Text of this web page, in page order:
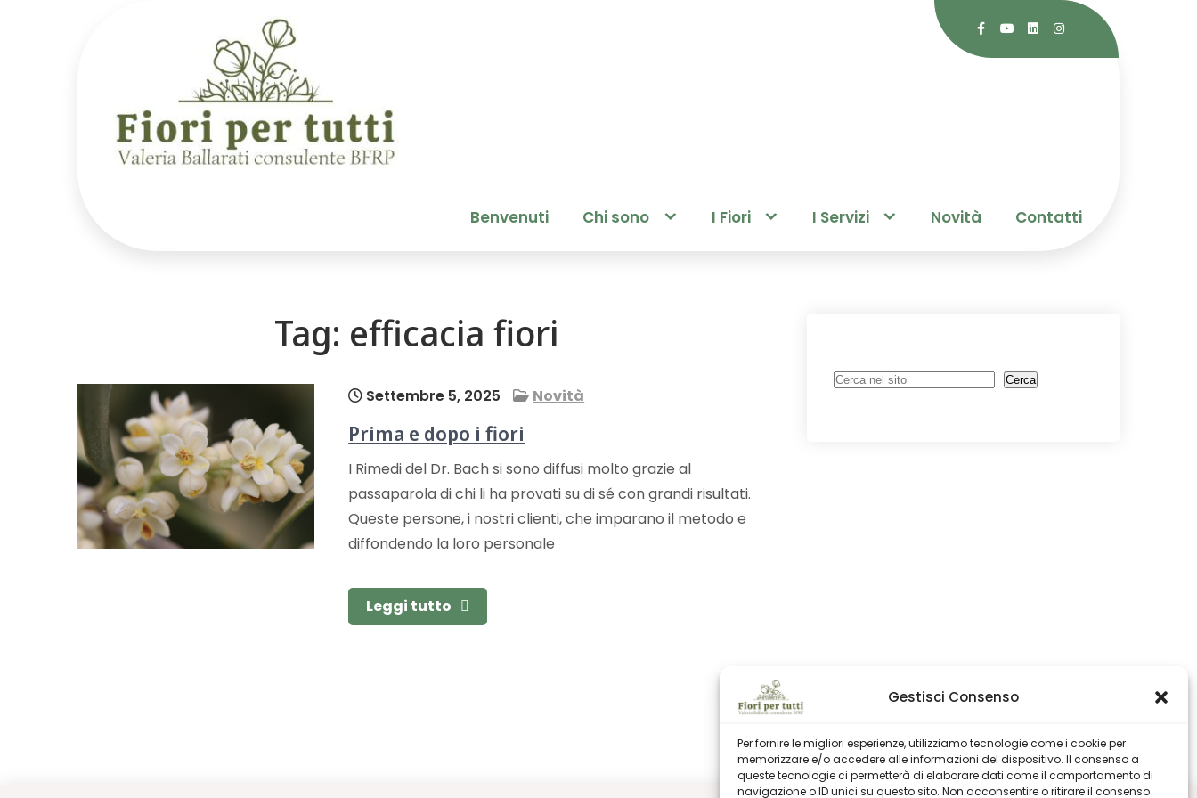
Gestisci Consenso
Per fornire le migliori esperienze, utilizziamo tecnologie come i cookie per
memorizzare e/o accedere alle informazioni del dispositivo. Il consenso a
queste tecnologie ci permetterà di elaborare dati come il comportamento di
navigazione o ID unici su questo sito. Non acconsentire o ritirare il consenso
Benvenuti Chi sono I Fiori I Servizi Novità Contatti
Tag: efficacia fiori
Settembre 5, 2025 Novità
Prima e dopo i fiori
I Rimedi del Dr. Bach si sono diffusi molto grazie al
passaparola di chi li ha provati su di sé con grandi risultati.
Queste persone, i nostri clienti, che imparano il metodo e
diffondendo la loro personale
Leggi tutto
Cerca Cerca